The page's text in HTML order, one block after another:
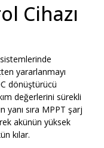
Cihazı
yararlanmayı
dönüştürücü
değerlerini sürekli
yanı sıra MPPT şarj
akünün yüksek
kılar.